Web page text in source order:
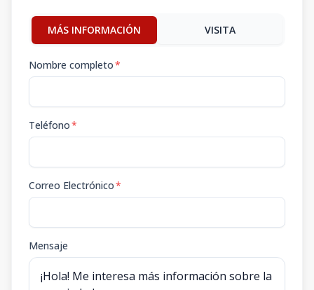
MÁS INFORMACIÓN VISITA
Nombre completo*
Teléfono*
Correo Electrónico*
Mensaje